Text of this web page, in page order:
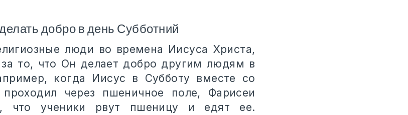
добро в день Субботний
люди во времена Иисуса Христа,
за то, что Он делает добро другим людям в
когда Иисус в Субботу вместе со
через пшеничное поле, Фарисеи
что ученики рвут пшеницу и едят ее.